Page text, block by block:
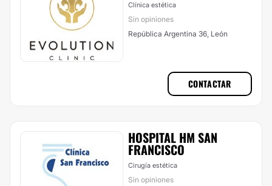
Clínica estética
Sin opiniones
República Argentina 36, León
CONTACTAR
HOSPITAL HM SAN
FRANCISCO
Cirugía estética
Sin opiniones